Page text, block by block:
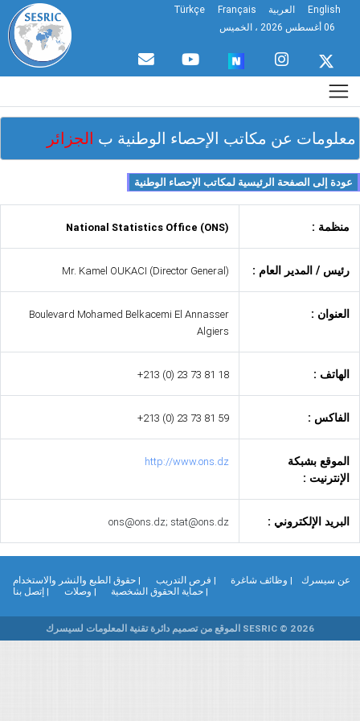
English العربية Français
Türkçe
عن مكاتب الإحصاء الوطنية بالجزائر
:
National Statistics Office (ONS)
/ المدير العام : Mr. Kamel OUKACI (Director General)
:
Boulevard Mohamed Belkacemi El Annasser
Algiers
:
+213 (0) 23 73 81 18
:
+213 (0) 23 73 81 59
بشبكة
:
http://www.ons.dz
الإلكتروني : ons@ons.dz; stat@ons.dz
سيسرك | وظائف شاغرة | فرص التدريب
| حقوق الطبع والنشر والاستخدام
| حماية الحقوق الشخصية
| وصلات | إتصل بنا
SESRIC © 2026 الموقع من تصميم دائرة تقنية المعلومات لسيسرك